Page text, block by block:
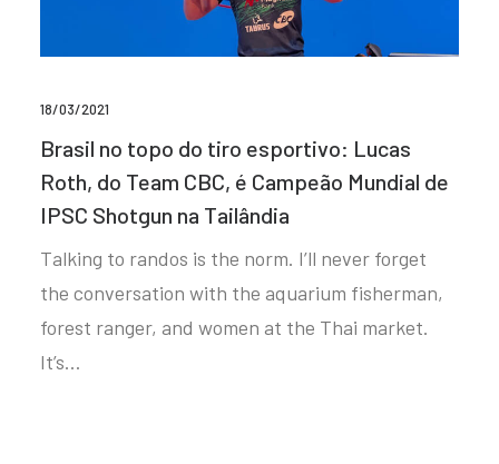
18/03/2021
Brasil no topo do tiro esportivo: Lucas
Roth, do Team CBC, é Campeão Mundial de
IPSC Shotgun na Tailândia
Talking to randos is the norm. I’ll never forget
the conversation with the aquarium fisherman,
forest ranger, and women at the Thai market.
It’s…